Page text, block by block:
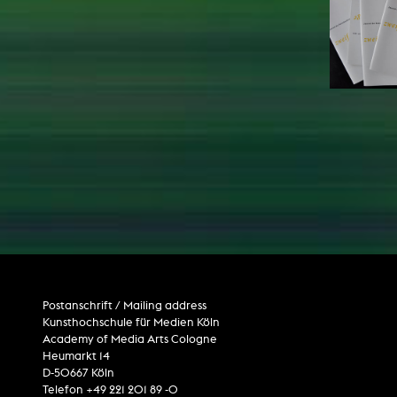
Postanschrift / Mailing address
Kunsthochschule für Medien Köln
Academy of Media Arts Cologne
Heumarkt 14
D-50667 Köln
Telefon +49 221 201 89 -0